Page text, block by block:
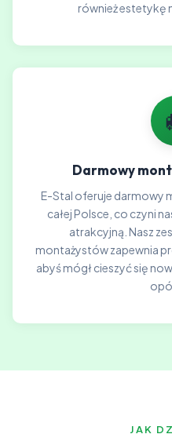
również estetykę
Darmowy
E-Stal oferuje darmowy
całej Polsce, co czyni
atrakcyjną. Nasz
montażystów zapewnia
abyś mógł cieszyć się
JAK